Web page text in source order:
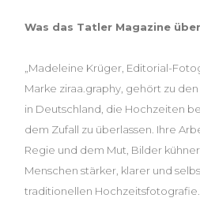
Was das Tatler Magazine
„Madeleine Krüger, Editorial-
Marke ziraa.graphy, gehört zu
in Deutschland, die Hochzeiten
dem Zufall zu überlassen. Ihre
Regie und dem Mut, Bilder
Menschen stärker, klarer und
traditionellen